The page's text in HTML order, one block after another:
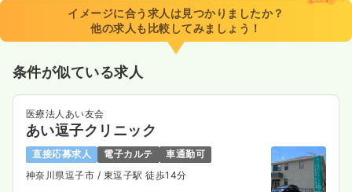
9:00～18:00 （休憩60分）
担当業務未経験可 時給2,200円以上可
気になる
イメージに合う求人は見つかりましたか？
他の求人も比較してみましょう！
条件が似ている求人
医療法人あい友会
あい逗子クリニック
直接応募求人 電子カルテ
車通勤可
神奈川県逗子市 / 東逗子駅 徒歩14分